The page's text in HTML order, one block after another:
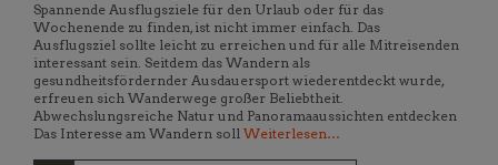
Spannende Ausflugsziele für den Urlaub oder für das
Wochenende zu finden, ist nicht immer einfach. Das
Ausflugsziel sollte leicht zu erreichen und für alle Mitreisenden
interessant sein. Seitdem das Wandern als
gesundheitsfördernder Ausdauersport wiederentdeckt wurde,
erfreuen sich Wanderwege großer Beliebtheit.
Abwechslungsreiche Natur und Panoramaaussichten entdecken
Das Interesse am Wandern soll Weiterlesen…